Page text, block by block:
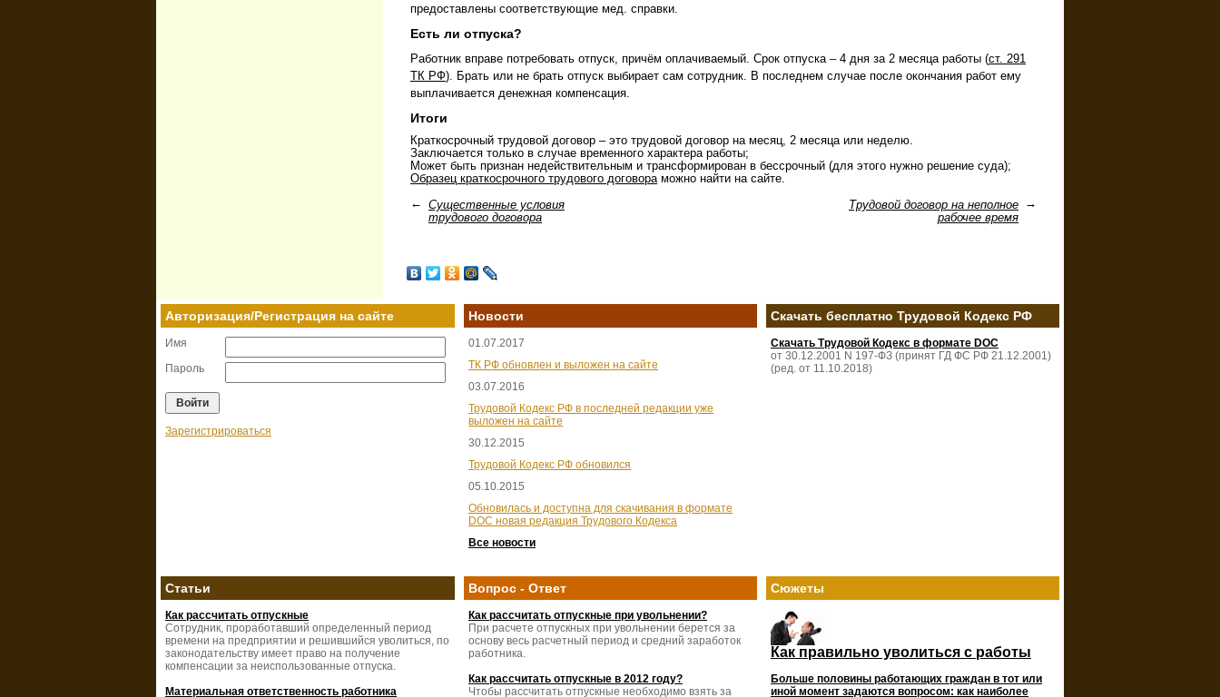
предоставлены соответствующие мед. справки.
Есть ли отпуска?
Работник вправе потребовать отпуск, причём оплачиваемый. Срок отпуска – 4 дня за 2 месяца работы (ст. 291
ТК РФ). Брать или не брать отпуск выбирает сам сотрудник. В последнем случае после окончания работ ему
выплачивается денежная компенсация.
Итоги
Краткосрочный трудовой договор – это трудовой договор на месяц, 2 месяца или неделю.
Заключается только в случае временного характера работы;
Может быть признан недействительным и трансформирован в бессрочный (для этого нужно решение суда);
Образец краткосрочного трудового договораможно найти на сайте.
Существенные условия
трудового договора
Трудовой договор на неполное
рабочее время
Авторизация/Регистрация на сайте
Имя
Пароль
Зарегистрироваться
Новости
01.07.2017
ТК РФ обновлен и выложен на сайте
03.07.2016
Трудовой Кодекс РФ в последней редакции уже
выложен на сайте
30.12.2015
Трудовой Кодекс РФ обновился
05.10.2015
Обновилась и доступна для скачивания в формате
DOC новая редакция Трудового Кодекса
Все новости
Скачать бесплатно Трудовой Кодекс РФ
Скачать Трудовой Кодекс в формате DOC
от 30.12.2001 N 197-ФЗ (принят ГД ФС РФ 21.12.2001)
(ред. от 11.10.2018)
Статьи
Как рассчитать отпускные
Сотрудник, проработавший определенный период
времени на предприятии и решившийся уволиться, по
законодательству имеет право на получение
компенсации за неиспользованные отпуска.
Материальная ответственность работника
Вопрос - Ответ
Как рассчитать отпускные при увольнении?
При расчете отпускных при увольнении берется за
основу весь расчетный период и средний заработок
работника.
Как рассчитать отпускные в 2012 году?
Чтобы рассчитать отпускные необходимо взять за
Сюжеты
Как правильно уволиться с работы
Больше половины работающих граждан в тот или
иной момент задаются вопросом: как наиболее